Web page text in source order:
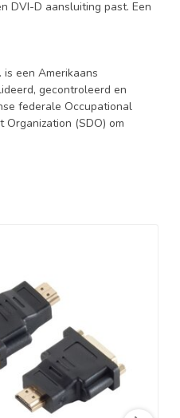
DVI-D aansluiting past. Een
een Amerikaans
gecontroleerd en
federale Occupational
(SDO) om